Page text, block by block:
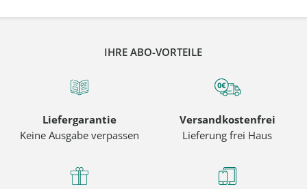
IHRE ABO-VORTEILE
Liefergarantie
Keine Ausgabe verpassen
Versandkostenfrei
Lieferung frei Haus